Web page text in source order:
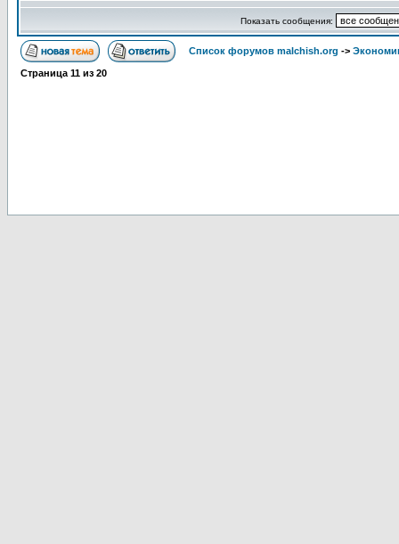
Показать сообщения:
Список форумов malchish.org ->
Страница 11 из 20